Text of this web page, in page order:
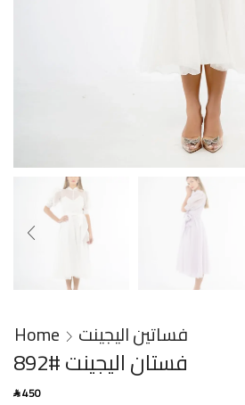
Home فساتين اليجينت
فستان اليجينت #892
SAR450